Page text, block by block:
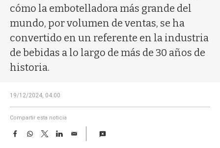
cómo la embotelladora más grande del
mundo, por volumen de ventas, se ha
convertido en un referente en la industria
de bebidas a lo largo de más de 30 años de
historia.
19/12/2024, 04:00
Compartir esta noticia
F
W
T
w
L
E